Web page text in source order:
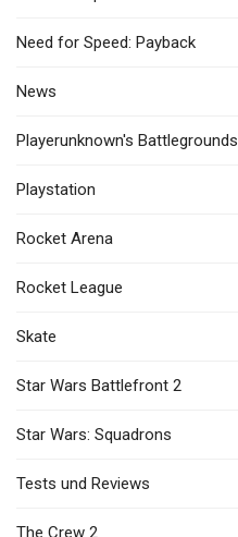
Need for Speed: Payback
News
Playerunknown's Battlegrounds
Playstation
Rocket Arena
Rocket League
Skate
Star Wars Battlefront 2
Star Wars: Squadrons
Tests und Reviews
The Crew 2